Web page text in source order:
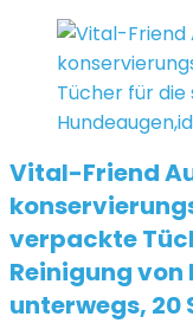
Vital-Friend
verpackte
Reinigung
unterwegs, 20